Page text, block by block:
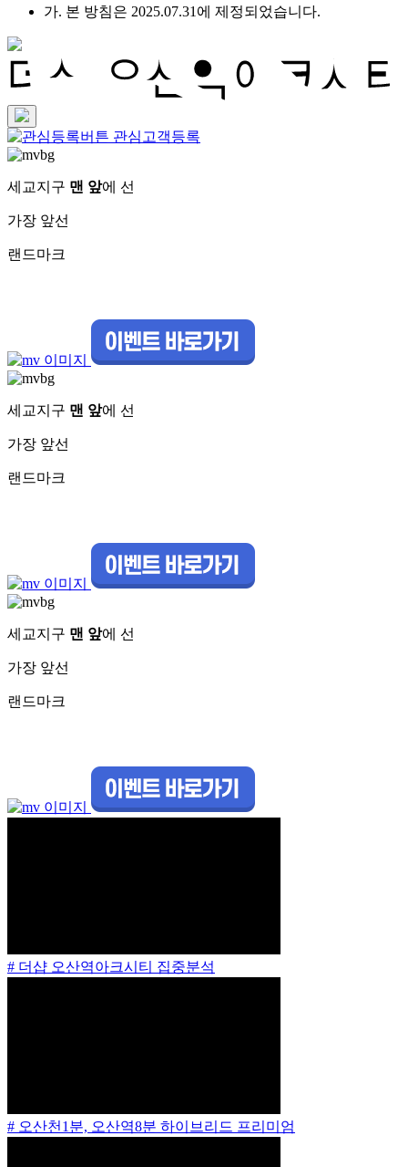
가. 본 방침은 2025.07.31에 제정되었습니다.
관심고객등록
세교지구 맨 앞에 선
가장 앞선
랜드마크
세교지구 맨 앞에 선
가장 앞선
랜드마크
세교지구 맨 앞에 선
가장 앞선
랜드마크
# 더샵 오산역아크시티 집중분석
# 오산천1분, 오산역8분 하이브리드 프리미엄